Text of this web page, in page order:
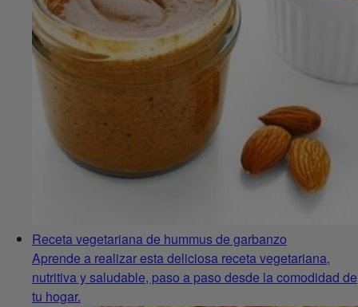
Receta vegetariana de hummus de garbanzo
Aprende a realizar esta deliciosa receta vegetariana,
nutritiva y saludable, paso a paso desde la comodidad de
tu hogar.